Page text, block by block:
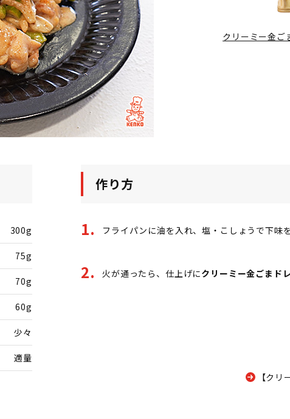
クリーミー金ご
300g
75g
70g
60g
少々
適量
作り方
フライパンに油を入れ、塩・こしょうで下味
火が通ったら、仕上げにクリーミー金ごまド
【ク